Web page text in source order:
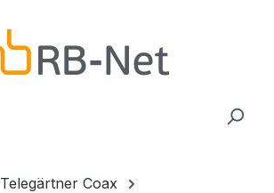
Telegärtner Coax